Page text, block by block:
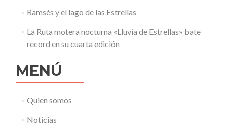
Ramsés y el lago de las Estrellas
La Ruta motera nocturna «Lluvia de Estrellas» bate
record en su cuarta edición
MENÚ
Quien somos
Noticias